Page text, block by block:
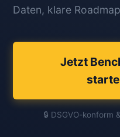
Daten, klare
Jetzt
🔒 DSGVO-konform